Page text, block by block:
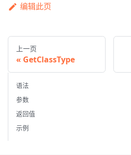
编辑此页
上一页
GetClassType
语法
参数
返回值
示例